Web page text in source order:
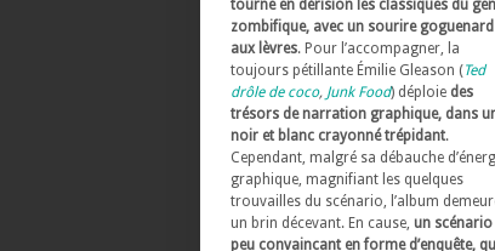
tourne en dérision les classiques du
zombifique, avec un sourire goguenard
aux lèvres. Pour l’accompagner, la
toujours pétillante Émilie Gleason (Ted
drôle de coco, Junk Food) déploie des
trésors de narration graphique, dans
noir et blanc crayonné trépidant.
Cependant, malgré sa débauche
graphique, magnifiant les quelques
trouvailles du scénario, l’album
un brin décevant. En cause, un scénario
peu convaincant en forme d’enquête,